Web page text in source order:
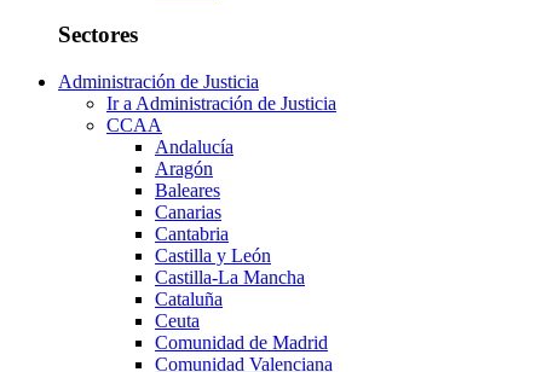
Sectores
Administración de Justicia
Ir a Administración de Justicia
CCAA
Andalucía
Aragón
Baleares
Canarias
Cantabria
Castilla y León
Castilla-La Mancha
Cataluña
Ceuta
Comunidad de Madrid
Comunidad Valenciana